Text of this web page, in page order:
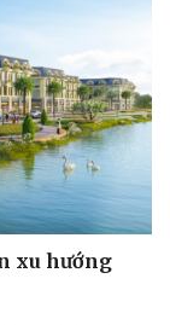
xu hướng